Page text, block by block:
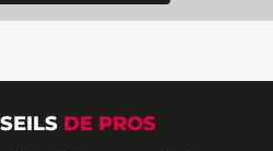
DE PROS